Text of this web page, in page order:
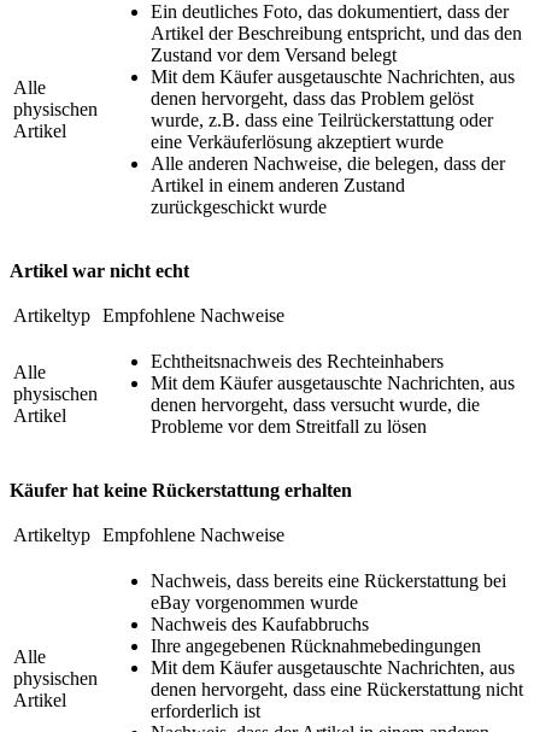
Alle
physischen
Artikel
Ein deutliches Foto, das dokumentiert, dass der
Artikel der Beschreibung entspricht, und das den
Zustand vor dem Versand belegt
Mit dem Käufer ausgetauschte Nachrichten, aus
denen hervorgeht, dass das Problem gelöst
wurde, z.B. dass eine Teilrückerstattung oder
eine Verkäuferlösung akzeptiert wurde
Alle anderen Nachweise, die belegen, dass der
Artikel in einem anderen Zustand
zurückgeschickt wurde
Artikel war nicht echt
Artikeltyp Empfohlene Nachweise
Alle
physischen
Artikel
Echtheitsnachweis des Rechteinhabers
Mit dem Käufer ausgetauschte Nachrichten, aus
denen hervorgeht, dass versucht wurde, die
Probleme vor dem Streitfall zu lösen
Käufer hat keine Rückerstattung erhalten
Artikeltyp Empfohlene Nachweise
Alle
physischen
Artikel
Nachweis, dass bereits eine Rückerstattung bei
eBay vorgenommen wurde
Nachweis des Kaufabbruchs
Ihre angegebenen Rücknahmebedingungen
Mit dem Käufer ausgetauschte Nachrichten, aus
denen hervorgeht, dass eine Rückerstattung nicht
erforderlich ist